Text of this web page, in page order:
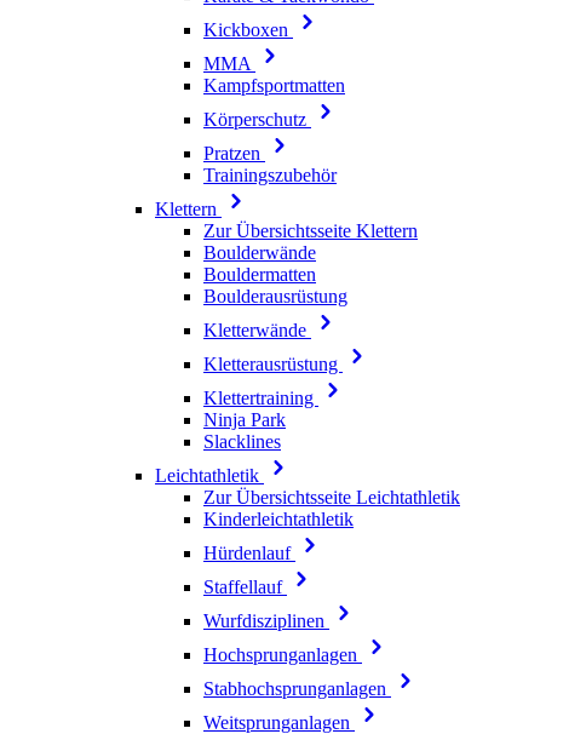
Kickboxen
MMA
Kampfsportmatten
Körperschutz
Pratzen
Trainingszubehör
Klettern
Zur Übersichtsseite Klettern
Boulderwände
Bouldermatten
Boulderausrüstung
Kletterwände
Kletterausrüstung
Klettertraining
Ninja Park
Slacklines
Leichtathletik
Zur Übersichtsseite Leichtathletik
Kinderleichtathletik
Hürdenlauf
Staffellauf
Wurfdisziplinen
Hochsprunganlagen
Stabhochsprunganlagen
Weitsprunganlagen